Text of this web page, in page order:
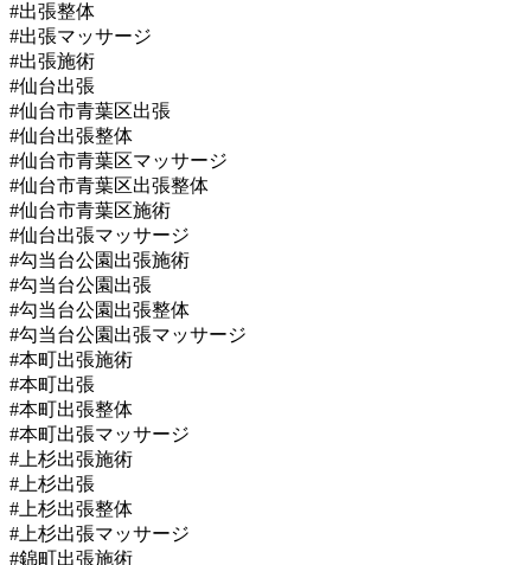
#出張整体
#出張マッサージ
#出張施術
#仙台出張
#仙台市青葉区出張
#仙台出張整体
#仙台市青葉区マッサージ
#仙台市青葉区出張整体
#仙台市青葉区施術
#仙台出張マッサージ
#勾当台公園出張施術
#勾当台公園出張
#勾当台公園出張整体
#勾当台公園出張マッサージ
#本町出張施術
#本町出張
#本町出張整体
#本町出張マッサージ
#上杉出張施術
#上杉出張
#上杉出張整体
#上杉出張マッサージ
#錦町出張施術